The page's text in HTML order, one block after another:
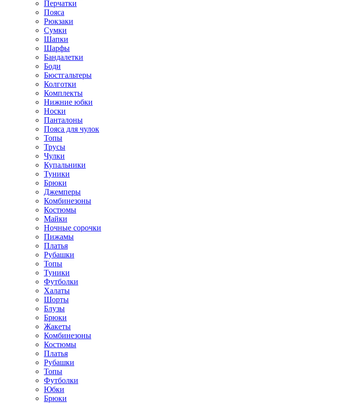
Перчатки
Пояса
Рюкзаки
Сумки
Шапки
Шарфы
Бандалетки
Боди
Бюстгальтеры
Колготки
Комплекты
Нижние юбки
Носки
Панталоны
Поясa для чулок
Топы
Трусы
Чулки
Купальники
Туники
Брюки
Джемперы
Комбинезоны
Костюмы
Майки
Ночные сорочки
Пижамы
Платья
Рубашки
Топы
Туники
Футболки
Халаты
Шорты
Блузы
Брюки
Жакеты
Комбинезоны
Костюмы
Платья
Рубашки
Топы
Футболки
Юбки
Брюки